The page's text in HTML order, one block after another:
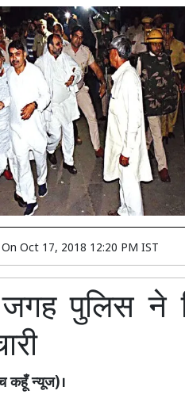
Oct 17, 2018 12:20 PM IST
पुलिस ने
कहूँ न्यूज)।